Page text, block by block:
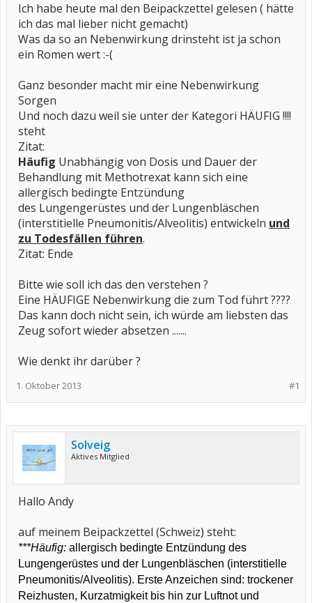
Ich habe heute mal den Beipackzettel gelesen ( hätte
ich das mal lieber nicht gemacht)
Was da so an Nebenwirkung drinsteht ist ja schon
ein Romen wert :-(
Ganz besonder macht mir eine Nebenwirkung
Sorgen
Und noch dazu weil sie unter der Kategori HÄUFIG !!!!
steht
Zitat:
Häufig Unabhängig von Dosis und Dauer der
Behandlung mit Methotrexat kann sich eine
allergisch bedingte Entzündung
des Lungengerüstes und der Lungenbläschen
(interstitielle Pneumonitis/Alveolitis) entwickeln und
zu Todesfällen führen.
Zitat: Ende
Bitte wie soll ich das den verstehen ?
Eine HÄUFIGE Nebenwirkung die zum Tod führt ????
Das kann doch nicht sein, ich würde am liebsten das
Zeug sofort wieder absetzen .......
Wie denkt ihr darüber ?
#1
1. Oktober 2013
Solveig
Aktives Mitglied
Hallo Andy
auf meinem Beipackzettel (Schweiz) steht:
***Häufig: allergisch bedingte Entzündung des
Lungengerüstes und der Lungenbläschen (interstitielle
Pneumonitis/Alveolitis). Erste Anzeichen sind: trockener
Reizhusten, Kurzatmigkeit bis hin zur Luftnot und